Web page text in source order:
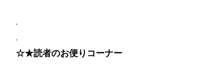
.
.
☆★読者のお便りコーナー